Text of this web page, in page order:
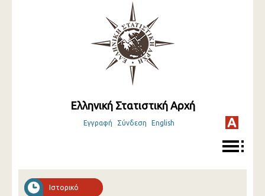
Ελληνική Στατιστική Αρχή
Εγγραφή Σύνδεση English
Ιστορικό